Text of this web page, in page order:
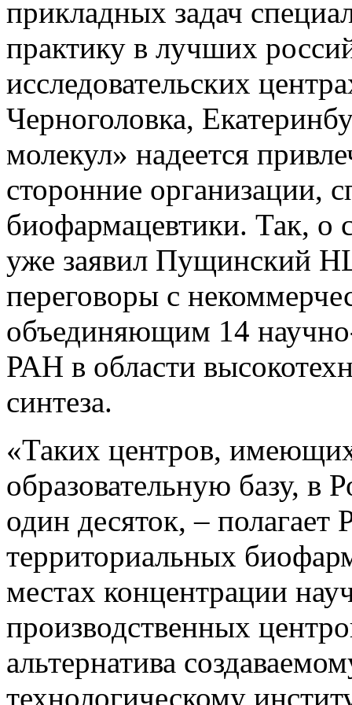
прикладных задач
практику в лучших
исследовательских
Черноголовка,
молекул» надеется
сторонние организации,
биофармацевтики. Так,
уже заявил Пущинский
переговоры с
объединяющим 14
РАН в области
синтеза.
«Таких центров,
образовательную базу, в
один десяток, –
территориальных
местах концентрации
производственных
альтернатива
технологическому